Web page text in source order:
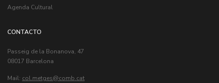
Agenda Cultural
CONTACTO
Passeig de la Bonanova, 47
08017 Barcelona
Mail: col.metges